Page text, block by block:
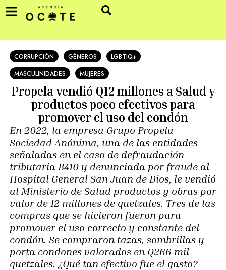
CORRUPCIÓN GÉNEROS
LGBTIQ+
MASCULINIDADES
MUJERES
Propela vendió Q12 millones a Salud y
productos poco efectivos para
promover el uso del condón
En 2022, la empresa Grupo Propela
Sociedad Anónima, una de las entidades
señaladas en el caso de defraudación
tributaria B410 y denunciada por fraude al
Hospital General San Juan de Dios, le vendió
al Ministerio de Salud productos y obras por
valor de 12 millones de quetzales. Tres de las
compras que se hicieron fueron para
promover el uso correcto y constante del
condón. Se compraron tazas, sombrillas y
porta condones valorados en Q266 mil
quetzales. ¿Qué tan efectivo fue el gasto?